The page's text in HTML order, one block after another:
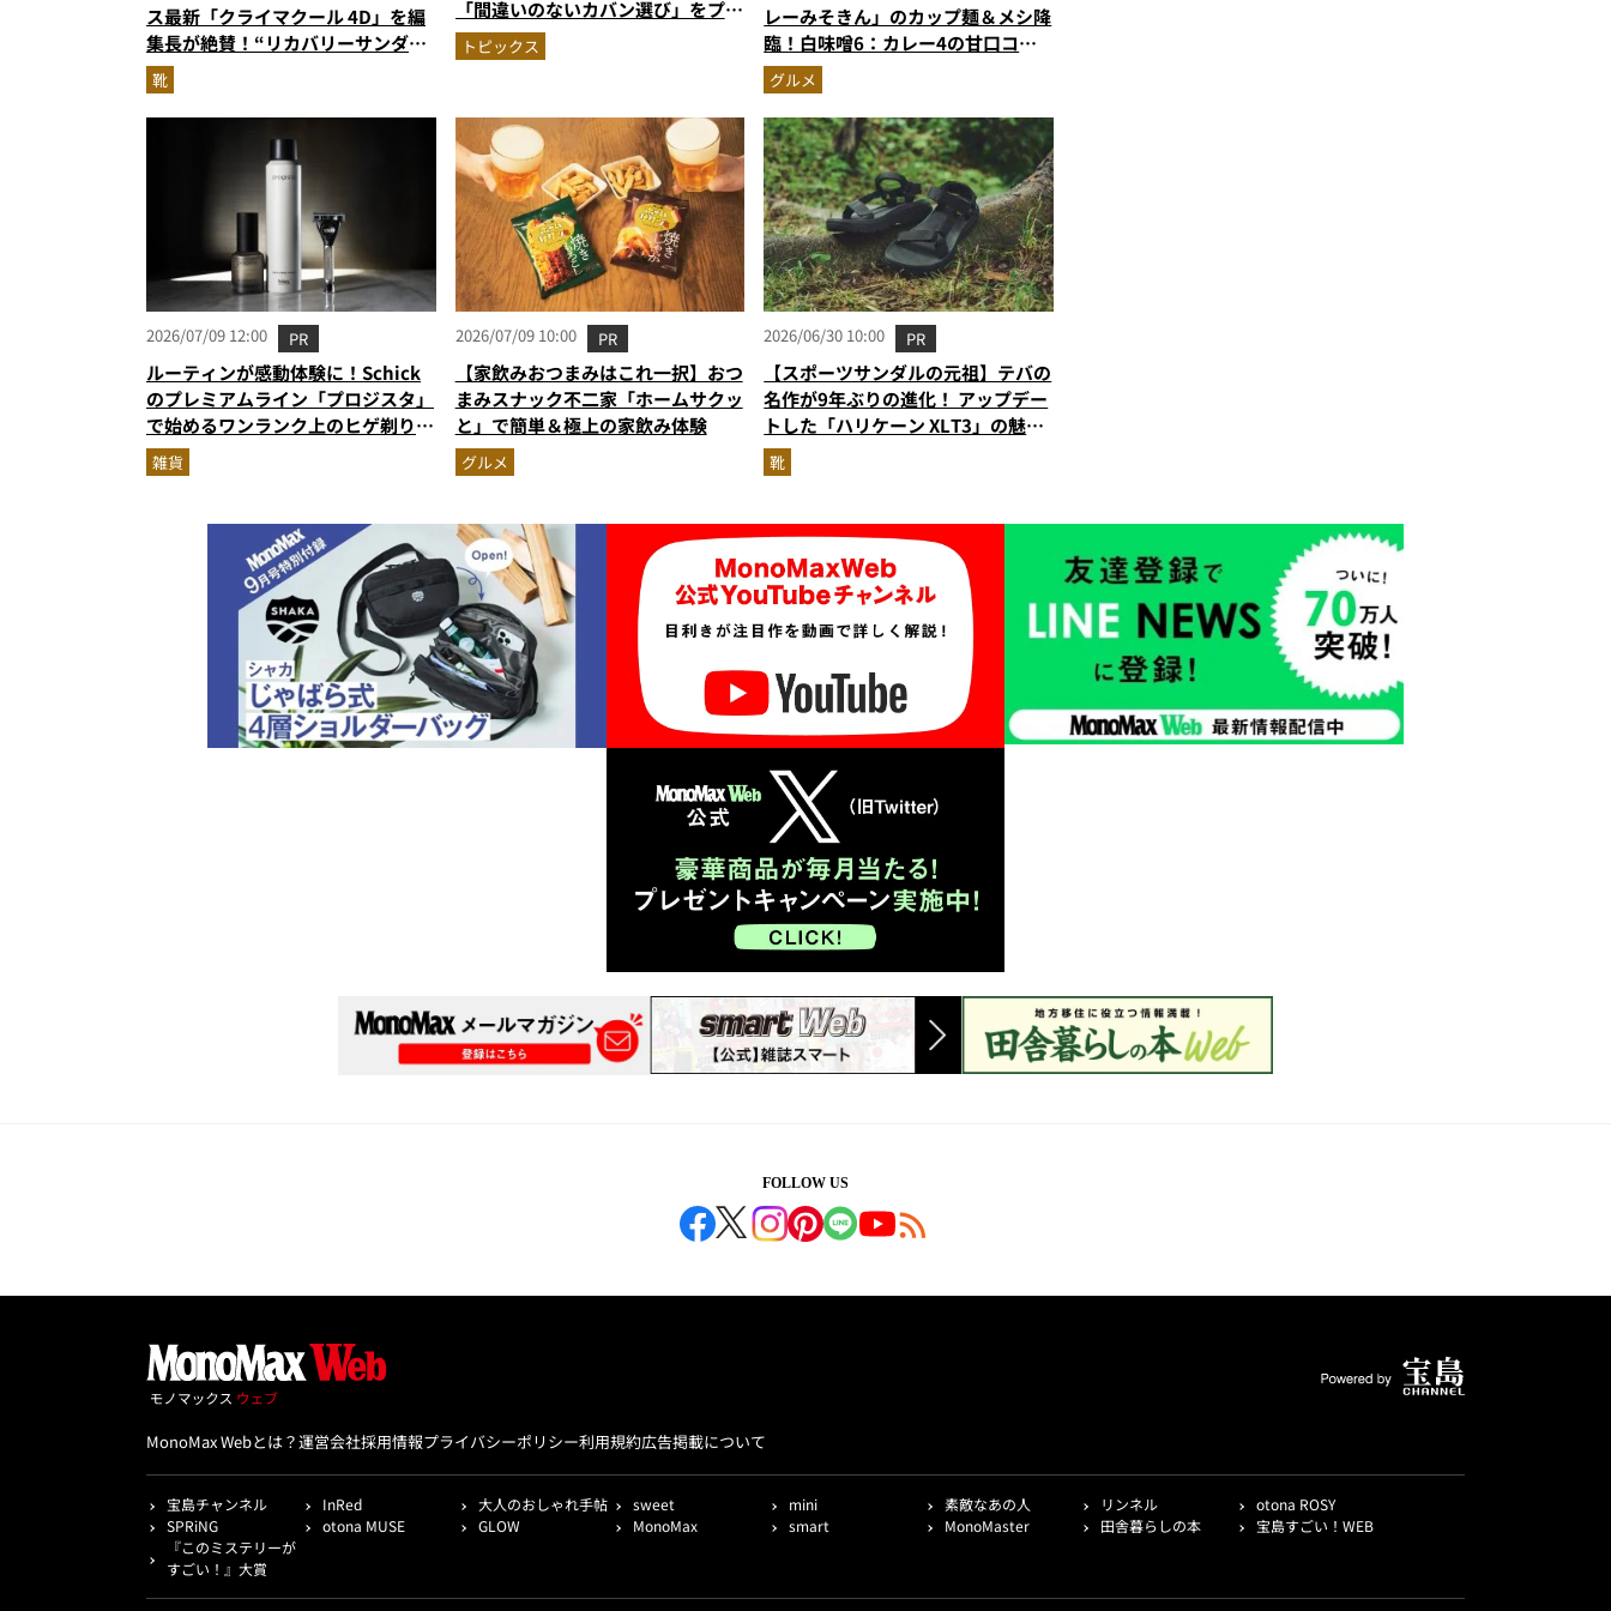
ス最新「クライマクール 4D」を編
集長が絶賛！“リカバリーサンダル
級に快適”な3Dプリントスニーカー
『コレ買いです』Vol.173
靴
「間違いのないカバン選び」をプロ
がジャッジ・MonoMax9月号の目
次を公開
トピックス
レーみそきん」のカップ麺＆メシ降
臨！白味噌6：カレー4の甘口コク
旨スープ＆ゴロッと大ぶりポテトに
歓喜
グルメ
2026/07/09 12:00 PR
ルーティンが感動体験に！Schick
のプレミアムライン「プロジスタ」
で始めるワンランク上のヒゲ剃り習
慣
雑貨
2026/07/09 10:00 PR
【家飲みおつまみはこれ一択】おつ
まみスナック不二家「ホームサクッ
と」で簡単＆極上の家飲み体験
グルメ
2026/06/30 10:00 PR
【スポーツサンダルの元祖】テバの
名作が9年ぶりの進化！ アップデー
トした「ハリケーン XLT3」の魅力
を識者があらゆる角度から徹底解
説！
靴
FOLLOW US
MonoMax Webとは？運営会社採用情報プライバシーポリシー利用規約広告掲載について
宝島チャンネル InRed 大人のおしゃれ手帖 sweet mini 素敵なあの人 リンネル
otona ROSY
SPRiNG
otona MUSE GLOW MonoMax smart MonoMaster 田舎暮らしの本
宝島すごい！WEB
『このミステリーが
すごい！』大賞